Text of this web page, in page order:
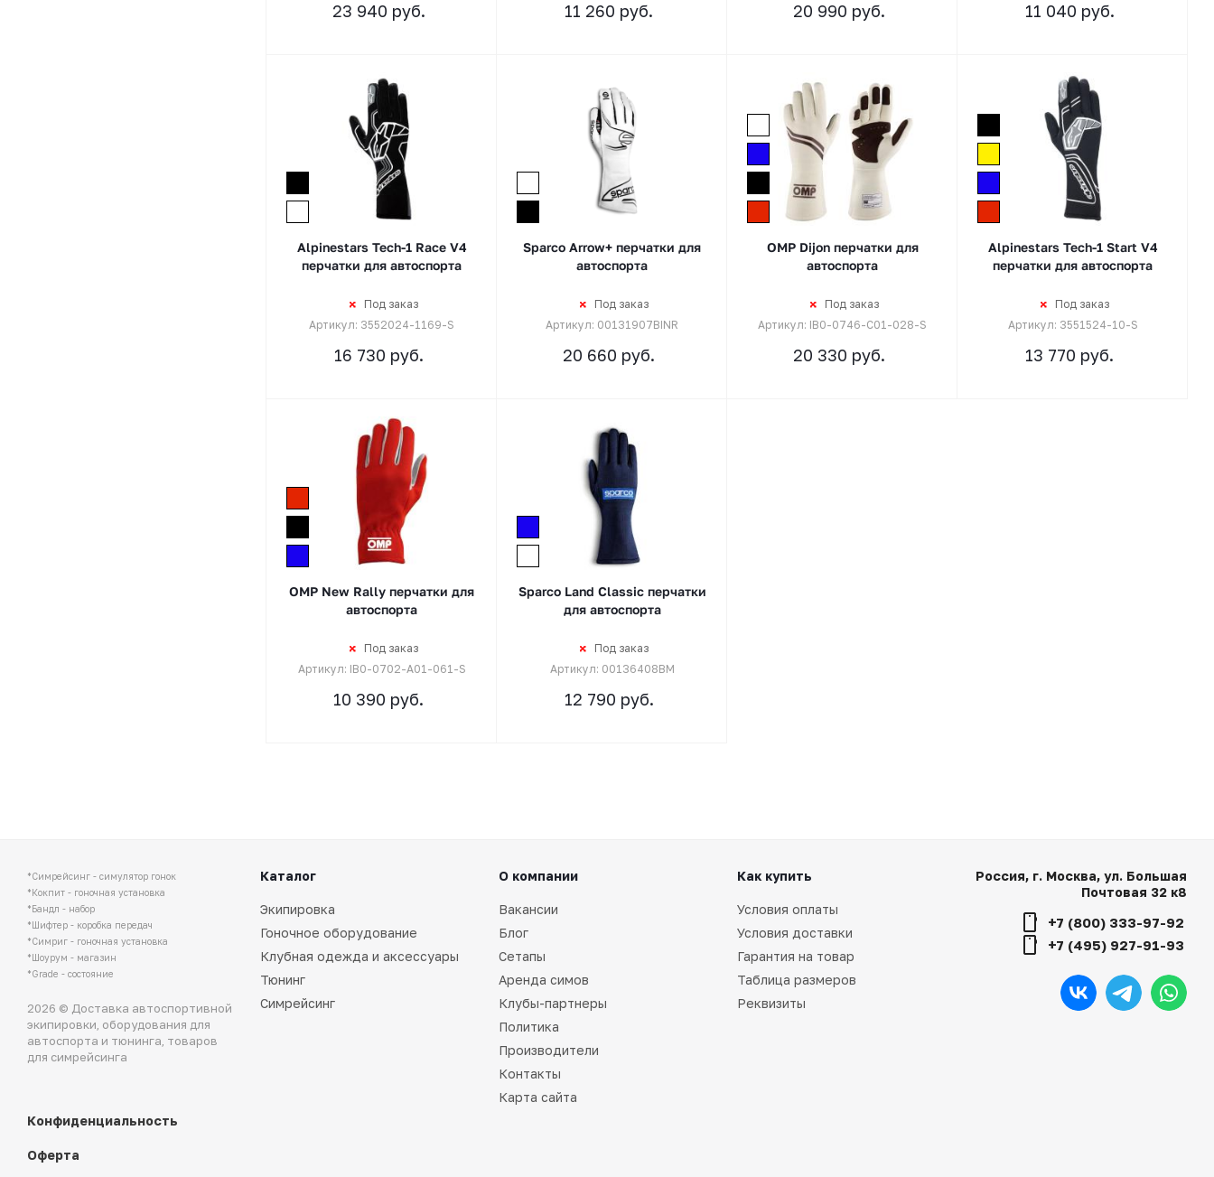
23 940 руб. 11 260 руб. 20 990 руб. 11 040 руб.
Alpinestars Tech-1 Race V4
перчатки для автоспорта
Под заказ
Артикул: 3552024-1169-S
16 730 руб.
Sparco Arrow+ перчатки для
автоспорта
Под заказ
Артикул: 00131907BINR
20 660 руб.
OMP Dijon перчатки для
автоспорта
Под заказ
Артикул: IB0-0746-C01-028-S
20 330 руб.
Alpinestars Tech-1 Start V4
перчатки для автоспорта
Под заказ
Артикул: 3551524-10-S
13 770 руб.
OMP New Rally перчатки для
автоспорта
Под заказ
Артикул: IB0-0702-A01-061-S
10 390 руб.
Sparco Land Classic перчатки
для автоспорта
Под заказ
Артикул: 00136408BM
12 790 руб.
*Симрейсинг - симулятор гонок
*Кокпит - гоночная установка
*Бандл - набор
*Шифтер - коробка передач
*Симриг - гоночная установка
*Шоурум - магазин
*Grade - состояние
2026 © Доставка автоспортивной
экипировки, оборудования для
автоспорта и тюнинга, товаров
для симрейсинга
Конфиденциальность
Оферта
Каталог
Экипировка
Гоночное оборудование
Клубная одежда и аксессуары
Тюнинг
Симрейсинг
О компании
Вакансии
Блог
Сетапы
Аренда симов
Клубы-партнеры
Политика
Производители
Контакты
Карта сайта
Как купить
Условия оплаты
Условия доставки
Гарантия на товар
Таблица размеров
Реквизиты
Россия, г. Москва, ул. Большая
Почтовая 32 к8
+7 (800) 333-97-92
+7 (495) 927-91-93